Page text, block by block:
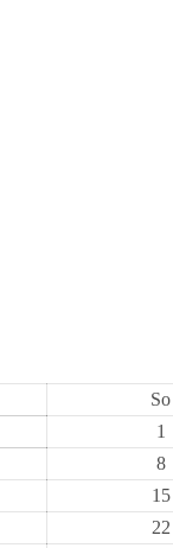
So
1
8
15
22